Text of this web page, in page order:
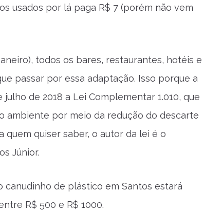
usados por lá paga R$ 7 (porém não vem
todos os bares, restaurantes, hotéis e
passar por essa adaptação. Isso porque a
de 2018 a Lei Complementar 1.010, que
ambiente por meio da redução do descarte
quem quiser saber, o autor da lei é o
Júnior.
canudinho de plástico em Santos estará
R$ 500 e R$ 1000.